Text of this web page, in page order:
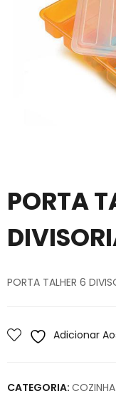
PORTA
PORTA TALHER 6
Adicionar
CATEGORIA: